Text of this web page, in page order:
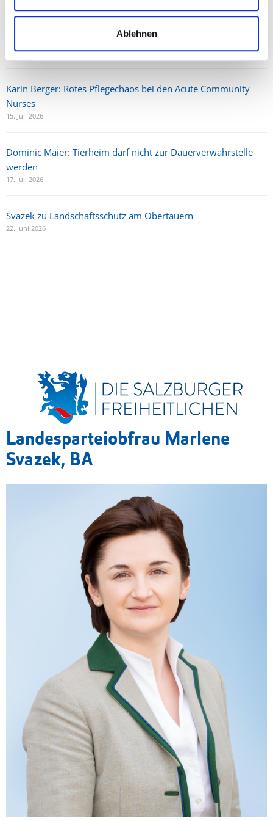
Ablehnen
und Perspektive für die Region
30. Juni 2026
Karin Berger: Rotes Pflegechaos bei den Acute Community
Nurses
15. Juli 2026
Dominic Maier: Tierheim darf nicht zur Dauerverwahrstelle
werden
17. Juli 2026
Svazek zu Landschaftsschutz am Obertauern
22. Juni 2026
Landesparteiobfrau Marlene
Svazek, BA